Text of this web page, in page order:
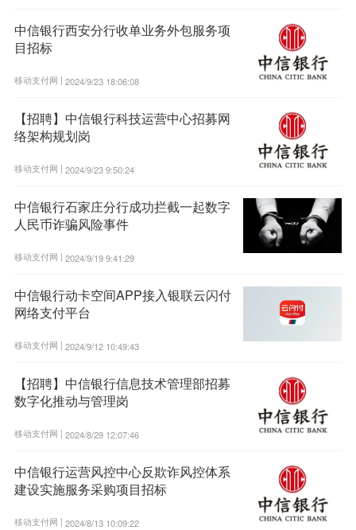
中信银行西安分行收单业务外包服务项
目招标
移动支付网 | 2024/9/23 18:06:08
【招聘】中信银行科技运营中心招募网
络架构规划岗
移动支付网 | 2024/9/23 9:50:24
中信银行石家庄分行成功拦截一起数字
人民币诈骗风险事件
移动支付网 | 2024/9/19 9:41:29
中信银行动卡空间APP接入银联云闪付
网络支付平台
移动支付网 | 2024/9/12 10:49:43
【招聘】中信银行信息技术管理部招募
数字化推动与管理岗
移动支付网 | 2024/8/29 12:07:46
中信银行运营风控中心反欺诈风控体系
建设实施服务采购项目招标
移动支付网 | 2024/8/13 10:09:22